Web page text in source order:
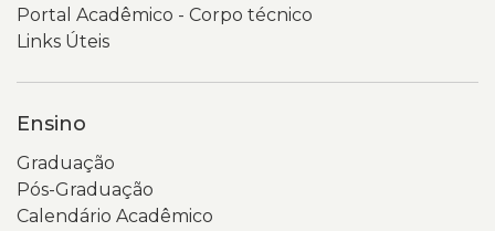
Portal Acadêmico - Corpo técnico
Links Úteis
Ensino
Graduação
Pós-Graduação
Calendário Acadêmico